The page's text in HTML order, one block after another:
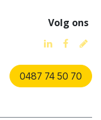
Volg ons
0487 74 50 70